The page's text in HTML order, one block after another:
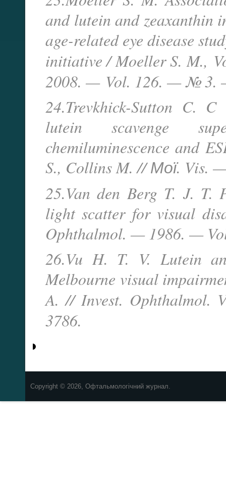
and lutein and zeaxanthin
age-related eye disease
initiative / Moeller S. M.,
2008. — Vol. 126. — № 3.
24.Trevkhick-Sutton C.
lutein scavenge
chemiluminescence and
S., Collins M. // Мої. Vis.
25.Van den Berg T. J. T.
light scatter for visual
Ophthalmol. — 1986. —
26.Vu H. T. V. Lutein
Melbourne visual
A. // Invest.
3786.
Copyright © 2026, Офтальмологічний журнал.